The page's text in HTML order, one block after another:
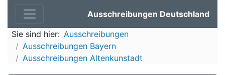
Ausschreibungen Deutschland
Sie sind hier: Ausschreibungen
Ausschreibungen Bayern
Ausschreibungen Altenkunstadt